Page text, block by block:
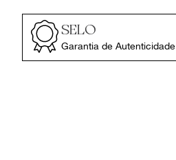
SELO
Garantia de Autenticidade